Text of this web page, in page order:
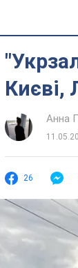
Києві,
Анна
26